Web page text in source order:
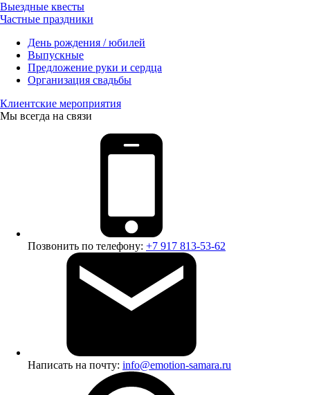
Выездные квесты
Частные праздники
День рождения / юбилей
Выпускные
Предложение руки и сердца
Организация свадьбы
Клиентские мероприятия
Мы всегда на связи
Позвонить по телефону: +7 917 813-53-62
Написать на почту: info@emotion-samara.ru